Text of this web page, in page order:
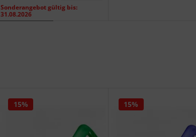
Sonderangebot gültig bis:
31.08.2026
15% 15%